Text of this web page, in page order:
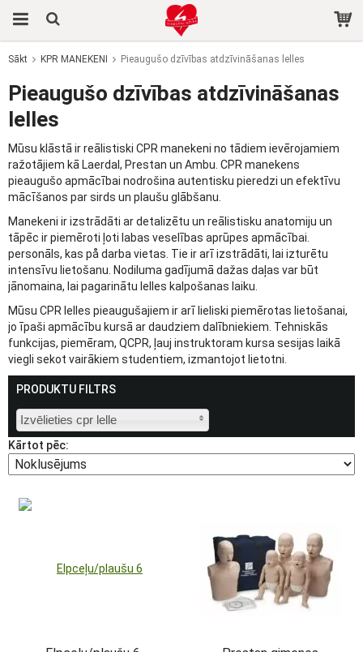
Sākt KPR MANEKENI Pieaugušo dzīvības atdzīvināšanas lelles
Pieaugušo dzīvības atdzīvināšanas
lelles
Mūsu klāstā ir reālistiski CPR manekeni no tādiem ievērojamiem
ražotājiem kā Laerdal, Prestan un Ambu. CPR manekens
pieaugušo apmācībai nodrošina autentisku pieredzi un efektīvu
mācīšanos par sirds un plaušu glābšanu.
Manekeni ir izstrādāti ar detalizētu un reālistisku anatomiju un
tāpēc ir piemēroti ļoti labas veselības aprūpes apmācībai.
personāls, kas på darba vietas. Tie ir arī izstrādāti, lai izturētu
intensīvu lietošanu. Nodiluma gadījumā dažas daļas var būt
jānomaina, lai pagarinātu lelles kalpošanas laiku.
Mūsu CPR lelles pieaugušajiem ir arī lieliski piemērotas lietošanai,
jo īpaši apmācību kursā ar daudziem dalībniekiem. Tehniskās
funkcijas, piemēram, QCPR, ļauj instruktoram kursa sesijas laikā
viegli sekot vairākiem studentiem, izmantojot lietotni.
PRODUKTU FILTRS
Izvēlieties cpr lelle
Kārtot pēc: